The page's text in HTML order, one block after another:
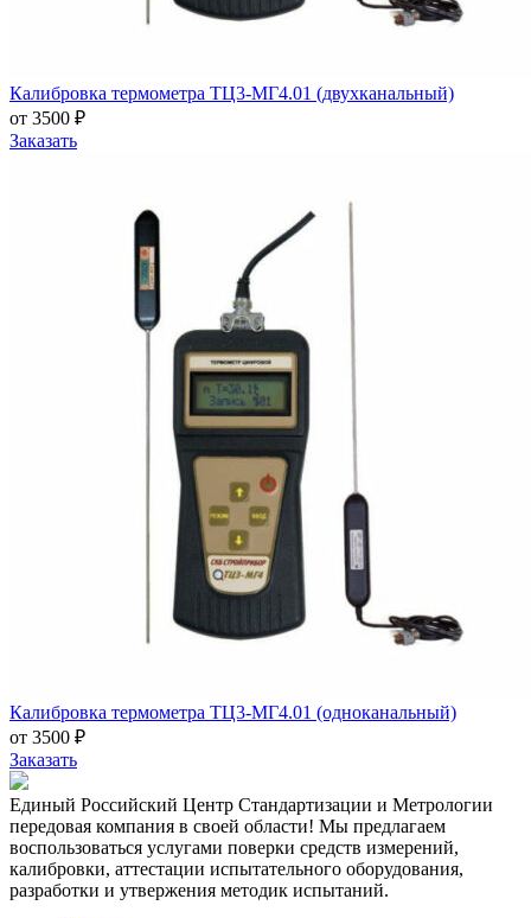
Калибровка термометра ТЦ3-МГ4.01 (двухканальный)
от 3500 ₽
Заказать
Калибровка термометра ТЦ3-МГ4.01 (одноканальный)
от 3500 ₽
Заказать
Единый Российский Центр Стандартизации и Метрологии
передовая компания в своей области! Мы предлагаем
воспользоваться услугами поверки средств измерений,
калибровки, аттестации испытательного оборудования,
разработки и утвержения методик испытаний.